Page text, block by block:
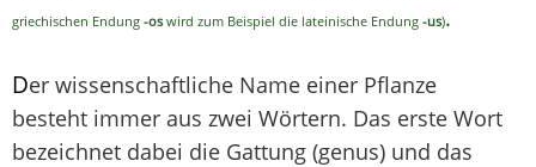
griechischen Endung -os wird zum Beispiel die lateinische Endung -us).
Der wissenschaftliche Name einer Pflanze
besteht immer aus zwei Wörtern. Das erste Wort
bezeichnet dabei die Gattung (genus) und das